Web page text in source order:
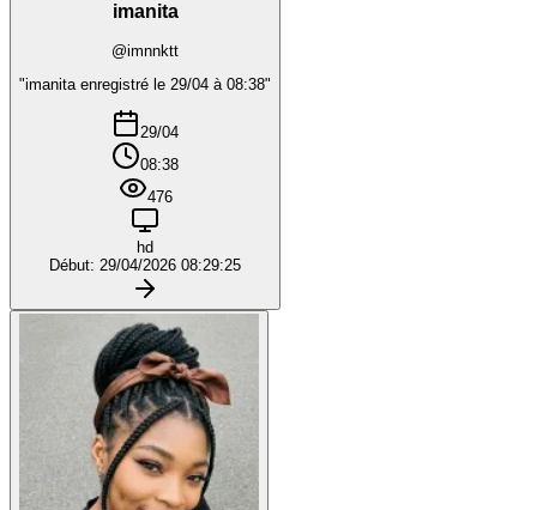
imanita
@imnnktt
"imanita enregistré le 29/04 à 08:38"
29/04
08:38
476
hd
Début: 29/04/2026 08:29:25